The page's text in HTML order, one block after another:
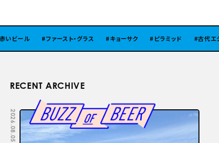
ビール ファースト・グラス キョーサク ピラミッド 古代エジ
RECENT ARCHIVE
2026.08.05